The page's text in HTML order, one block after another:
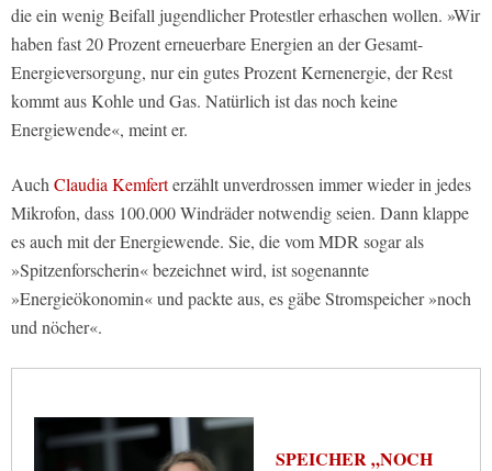
die ein wenig Beifall jugendlicher Protestler erhaschen wollen. »Wir
haben fast 20 Prozent erneuerbare Energien an der Gesamt-
Energieversorgung, nur ein gutes Prozent Kernenergie, der Rest
kommt aus Kohle und Gas. Natürlich ist das noch keine
Energiewende«, meint er.
AuchClaudia Kemferterzählt unverdrossen immer wieder in jedes
Mikrofon, dass 100.000 Windräder notwendig seien. Dann klappe
es auch mit der Energiewende. Sie, die vom MDR sogar als
»Spitzenforscherin« bezeichnet wird, ist sogenannte
»Energieökonomin« und packte aus, es gäbe Stromspeicher »noch
und nöcher«.
SPEICHER „NOCH